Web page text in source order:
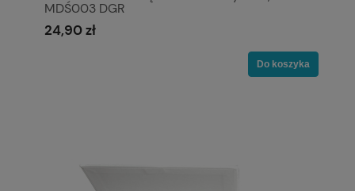
MDŚ003 DGR
24,90 zł
Do koszyka